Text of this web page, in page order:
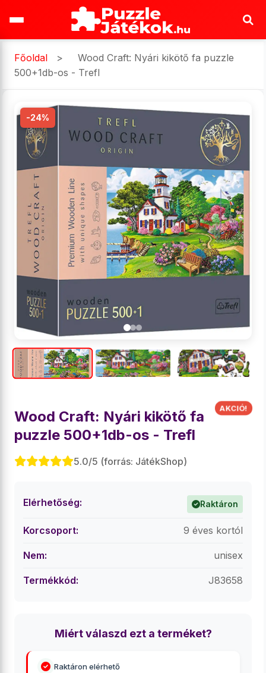
Főoldal >
Wood Craft: Nyári kikötő fa puzzle
500+1db-os - Trefl
-24%
Wood Craft: Nyári kikötő fa
puzzle 500+1db-os - Trefl
5.0/5 (forrás: JátékShop)
Elérhetőség: Raktáron
Korcsoport: 9 éves kortól
Nem: unisex
Termékkód: J83658
Miért válaszd ezt a terméket?
Raktáron elérhető